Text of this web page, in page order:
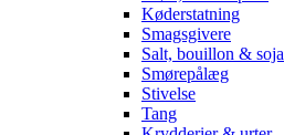
Køderstatning
Smagsgivere
Salt, bouillon & soja
Smørepålæg
Stivelse
Tang